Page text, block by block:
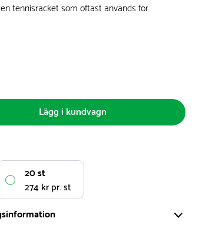
tennisracket som oftast används för
Lägg i kundvagn
20 st
274 kr pr. st